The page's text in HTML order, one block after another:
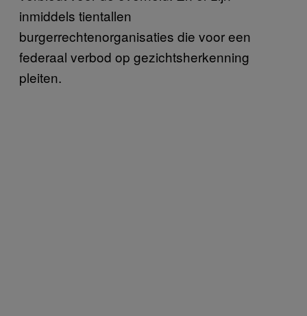
inmiddels tientallen
burgerrechtenorganisaties die voor een
federaal verbod op gezichtsherkenning
pleiten.